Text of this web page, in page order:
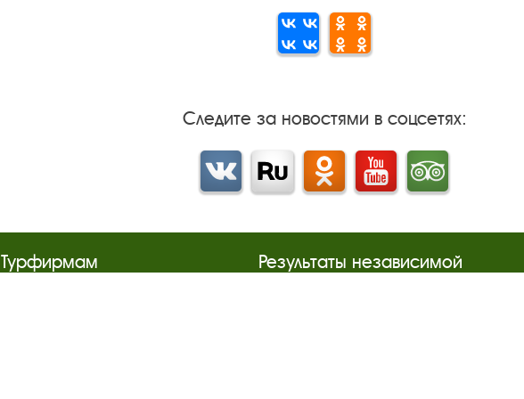
Следите за новостями в соцсетях:
Вконтактеrutube Одноклассники
YouTubeТрипадвизор
Турфирмам
Результаты независимой